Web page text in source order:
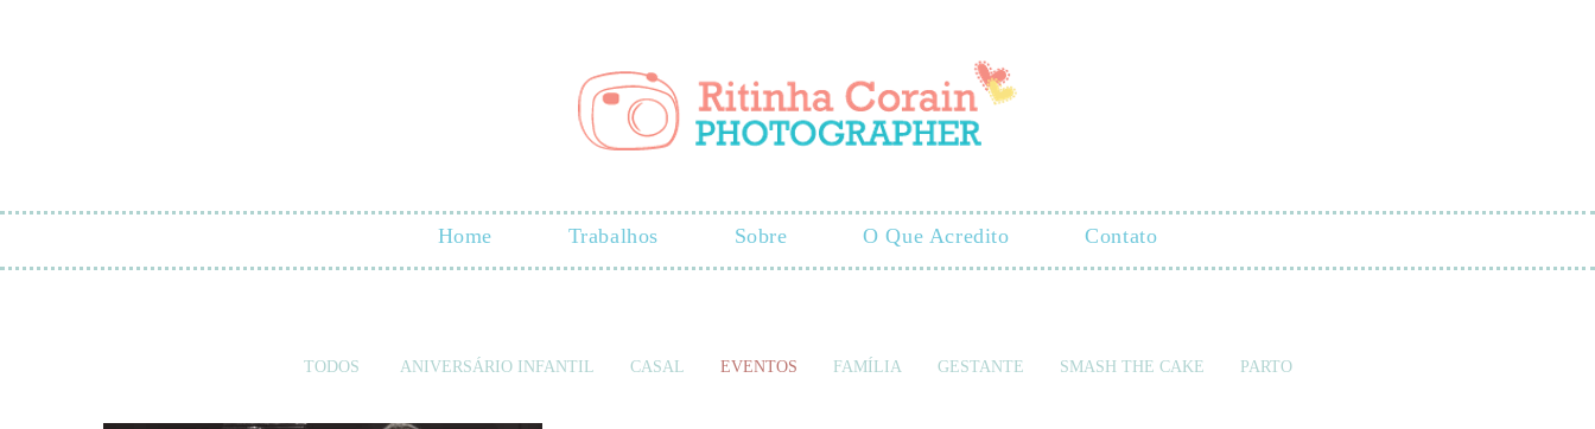
Home Trabalhos Sobre O Que Acredito Contato
TODOS ANIVERSÁRIO INFANTIL CASAL EVENTOS FAMÍLIA GESTANTE SMASH THE CAKE PARTO